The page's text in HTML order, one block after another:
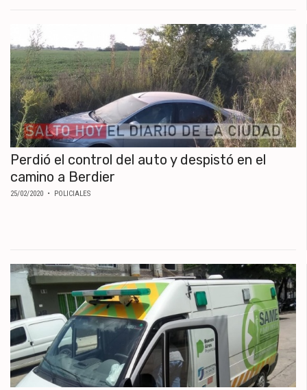
Perdió el control del auto y despistó en el
camino a Berdier
25/02/2020 • POLICIALES